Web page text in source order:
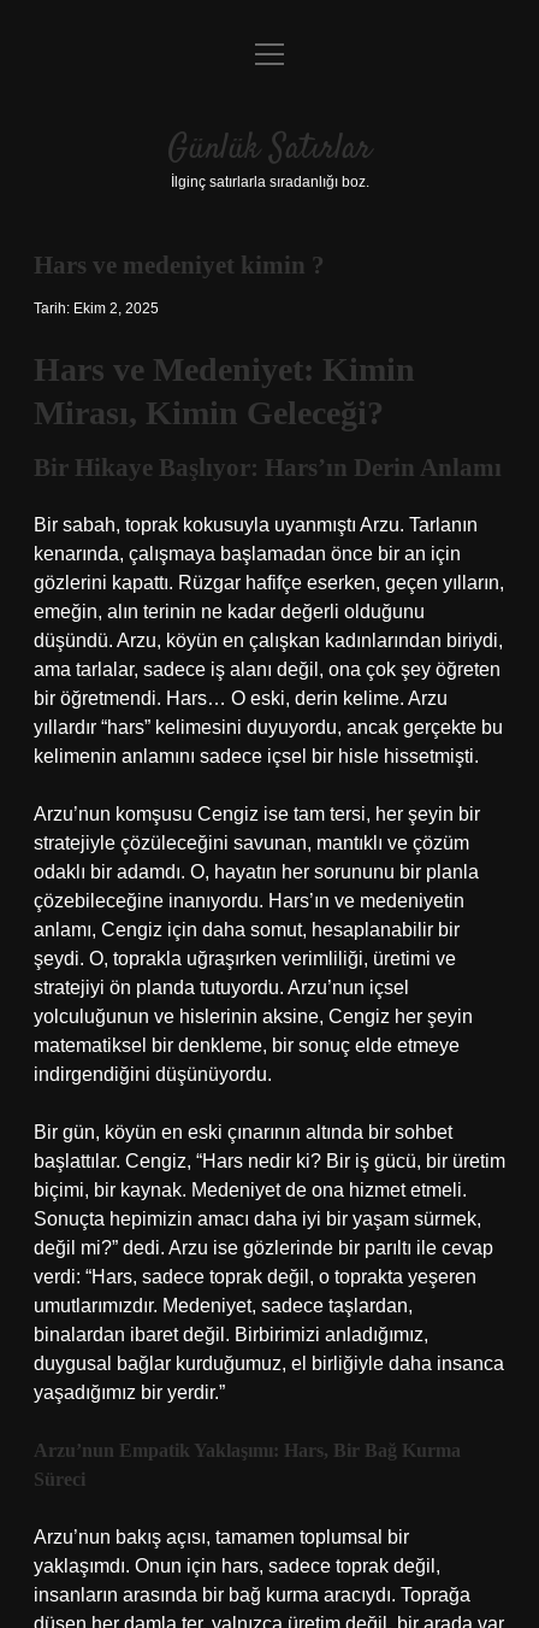
Anasayfa
Yasal Uyarı
menüyü
Günlük Satırlar
İlginç satırlarla sıradanlığı boz.
Hars ve medeniyet kimin ?
Tarih: Ekim 2, 2025
Hars ve Medeniyet: Kimin
Mirası, Kimin Geleceği?
Bir Hikaye Başlıyor: Hars’ın Derin Anlamı
Bir sabah, toprak kokusuyla uyanmıştı Arzu. Tarlanın
kenarında, çalışmaya başlamadan önce bir an için
gözlerini kapattı. Rüzgar hafifçe eserken, geçen yılların,
emeğin, alın terinin ne kadar değerli olduğunu
düşündü. Arzu, köyün en çalışkan kadınlarından biriydi,
ama tarlalar, sadece iş alanı değil, ona çok şey öğreten
bir öğretmendi. Hars… O eski, derin kelime. Arzu
yıllardır “hars” kelimesini duyuyordu, ancak gerçekte bu
kelimenin anlamını sadece içsel bir hisle hissetmişti.
Arzu’nun komşusu Cengiz ise tam tersi, her şeyin bir
stratejiyle çözüleceğini savunan, mantıklı ve çözüm
odaklı bir adamdı. O, hayatın her sorununu bir planla
çözebileceğine inanıyordu. Hars’ın ve medeniyetin
anlamı, Cengiz için daha somut, hesaplanabilir bir
şeydi. O, toprakla uğraşırken verimliliği, üretimi ve
stratejiyi ön planda tutuyordu. Arzu’nun içsel
yolculuğunun ve hislerinin aksine, Cengiz her şeyin
matematiksel bir denkleme, bir sonuç elde etmeye
indirgendiğini düşünüyordu.
Bir gün, köyün en eski çınarının altında bir sohbet
başlattılar. Cengiz, “Hars nedir ki? Bir iş gücü, bir üretim
biçimi, bir kaynak. Medeniyet de ona hizmet etmeli.
Sonuçta hepimizin amacı daha iyi bir yaşam sürmek,
değil mi?” dedi. Arzu ise gözlerinde bir parıltı ile cevap
verdi: “Hars, sadece toprak değil, o toprakta yeşeren
umutlarımızdır. Medeniyet, sadece taşlardan,
binalardan ibaret değil. Birbirimizi anladığımız,
duygusal bağlar kurduğumuz, el birliğiyle daha insanca
yaşadığımız bir yerdir.”
Arzu’nun Empatik Yaklaşımı: Hars, Bir Bağ Kurma
Süreci
Arzu’nun bakış açısı, tamamen toplumsal bir
yaklaşımdı. Onun için hars, sadece toprak değil,
insanların arasında bir bağ kurma aracıydı. Toprağa
düşen her damla ter, yalnızca üretim değil, bir arada var